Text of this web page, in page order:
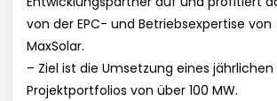
von der EPC- und Betriebsexpertise von
MaxSolar.
– Ziel ist die Umsetzung eines jährlichen
Projektportfolios von über 100 MW.